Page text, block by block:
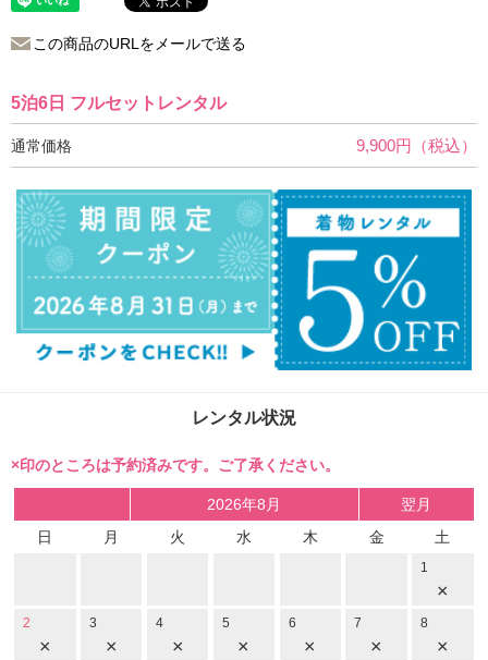
この商品のURLをメールで送る
5泊6日 フルセットレンタル
通常価格 9,900円（税込）
レンタル状況
×印のところは予約済みです。ご了承ください。
2026年8月
翌月
日
月 火 水 木 金 土
1
×
2
×
3
×
4
×
5
×
6
×
7
×
8
×